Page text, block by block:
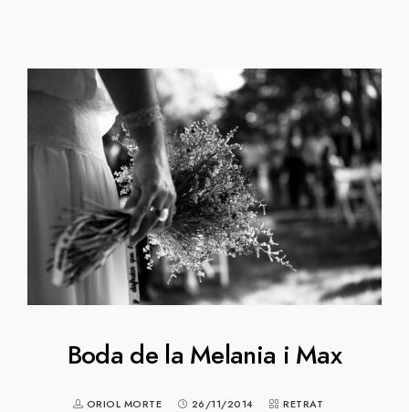
Boda de la Melania i Max
ORIOL MORTE 26/11/2014 RETRAT